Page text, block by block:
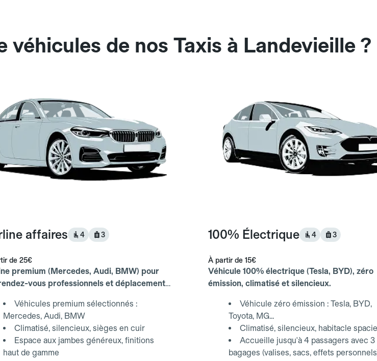
véhicules de nos Taxis à Landevieille ?
affaires 4 3
de 25€
premium (Mercedes, Audi, BMW) pour
vous professionnels et déplacements
Véhicules premium sélectionnés :
Mercedes, Audi, BMW
Climatisé, silencieux, sièges en cuir
Espace aux jambes généreux, finitions
haut de gamme
100% Électrique 4 3
À partir de 15€
Véhicule 100% électrique (Tesla, BYD), zéro
émission, climatisé et silencieux.
Véhicule zéro émission : Tesla, BYD,
Toyota, MG...
Climatisé, silencieux, habitacle
Accueille jusqu'à 4 passagers avec 3
bagages (valises, sacs, effets